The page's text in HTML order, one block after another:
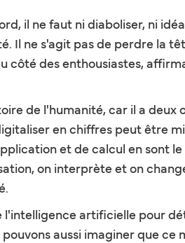
il ne faut ni diaboliser, ni
Il ne s'agit pas de perdre la
côté des enthousiastes,
de l'humanité, car il a deux
en chiffres peut être
et de calcul en sont
on interprète et on
l'intelligence artificielle pour
aussi imaginer que ce